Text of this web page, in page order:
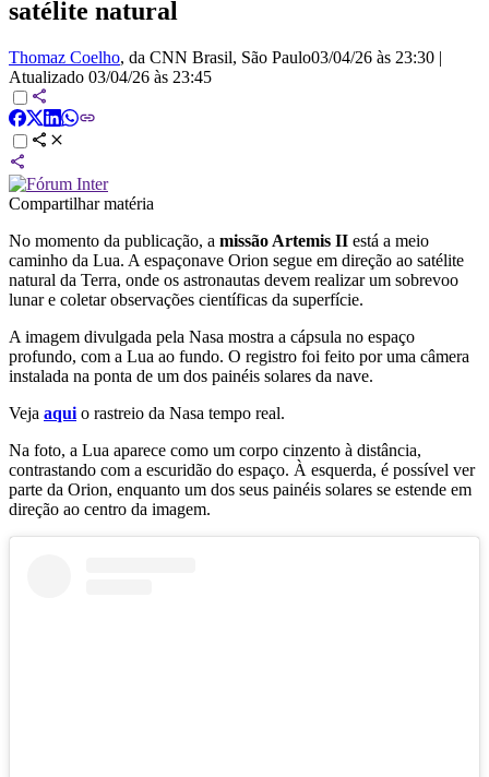
satélite natural
Thomaz Coelho, da CNN Brasil, São Paulo03/04/26 às 23:30 |
Atualizado 03/04/26 às 23:45
Compartilhar matéria
No momento da publicação, a missão Artemis II está a meio
caminho da Lua. A espaçonave Orion segue em direção ao satélite
natural da Terra, onde os astronautas devem realizar um sobrevoo
lunar e coletar observações científicas da superfície.
A imagem divulgada pela Nasa mostra a cápsula no espaço
profundo, com a Lua ao fundo. O registro foi feito por uma câmera
instalada na ponta de um dos painéis solares da nave.
Veja aqui o rastreio da Nasa tempo real.
Na foto, a Lua aparece como um corpo cinzento à distância,
contrastando com a escuridão do espaço. À esquerda, é possível ver
parte da Orion, enquanto um dos seus painéis solares se estende em
direção ao centro da imagem.